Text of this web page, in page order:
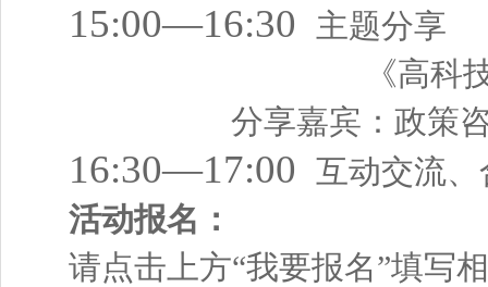
15:00—16:30
主题分享
《高科技企业资
分享嘉宾：政策
16:30—17:00
互动交流
活动报名：
请点击上方“我要报名”填写